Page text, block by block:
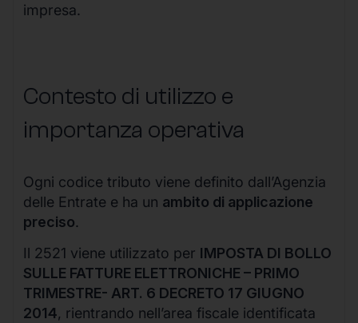
impresa.
Contesto di utilizzo e
importanza operativa
Ogni codice tributo viene definito dall’Agenzia
delle Entrate e ha un ambito di applicazione
preciso.
Il 2521 viene utilizzato per IMPOSTA DI BOLLO
SULLE FATTURE ELETTRONICHE – PRIMO
TRIMESTRE- ART. 6 DECRETO 17 GIUGNO
2014, rientrando nell’area fiscale identificata